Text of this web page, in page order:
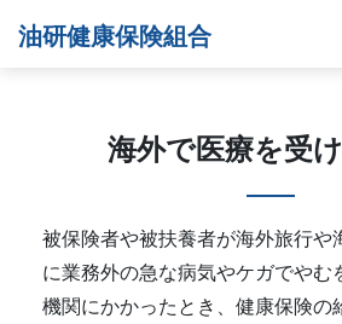
油研健康保険組合
海外で医療を受
被保険者や被扶養者が海外旅行や
に業務外の急な病気やケガでやむ
機関にかかったとき、健康保険の